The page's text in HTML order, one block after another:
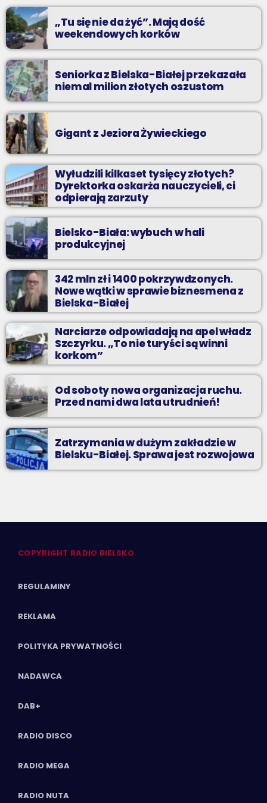
„Tu się nie da żyć”. Mają dość
weekendowych korków
Seniorka z Bielska-Białej przekazała
niemal milion złotych oszustom
Gigant z Jeziora Żywieckiego
Wyłudzili kilkaset tysięcy złotych?
Dyrektorka oskarża nauczycieli, ci
odpierają zarzuty
Bielsko-Biała: wybuch w hali
produkcyjnej
342 mln zł i 1400 pokrzywdzonych.
Nowe wątki w sprawie biznesmena z
Bielska-Białej
Narciarze odpowiadają na apel władz
Szczyrku. „To nie turyści są winni
korkom”
Od soboty nowa organizacja ruchu.
Przed nami dwa lata utrudnień!
Zatrzymania w dużym zakładzie w
Bielsku-Białej. Sprawa jest rozwojowa
COPYRIGHT RADIO BIELSKO
REGULAMINY
REKLAMA
POLITYKA PRYWATNOŚCI
NADAWCA
DAB+
RADIO DISCO
RADIO MEGA
RADIO NUTA